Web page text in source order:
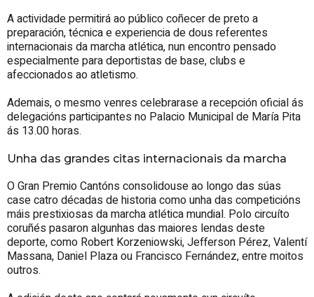
A actividade permitirá ao público coñecer de preto a
preparación, técnica e experiencia de dous referentes
internacionais da marcha atlética, nun encontro pensado
especialmente para deportistas de base, clubs e
afeccionados ao atletismo.
Ademais, o mesmo venres celebrarase a recepción oficial ás
delegacións participantes no Palacio Municipal de María Pita
ás 13.00 horas.
Unha das grandes citas internacionais da marcha
O Gran Premio Cantóns consolidouse ao longo das súas
case catro décadas de historia como unha das competicións
máis prestixiosas da marcha atlética mundial. Polo circuíto
coruñés pasaron algunhas das maiores lendas deste
deporte, como Robert Korzeniowski, Jefferson Pérez, Valentí
Massana, Daniel Plaza ou Francisco Fernández, entre moitos
outros.